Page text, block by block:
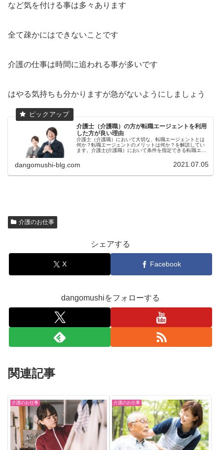
など気を付ける事は多々あります
全て疎かにはできないことです
介護の仕事は時間に追われる事が多いです
はやる気持ちも分かりますが急がないようにしましょう
介護士（介護職）の方が転職エージェントを利用
した方が良い理由
介護士（介護職）において大切な、転職エージェントとは
何か？転職エージェントのメリットは何か？を解説してい
ます。介護士(介護職）において条件を指定できる転職エー
dangomushi-blg.com 2021.07.05
介護のお仕事
シェアする
X Facebook
dangomushiをフォローする
関連記事
介護のお仕事 介護のお仕事